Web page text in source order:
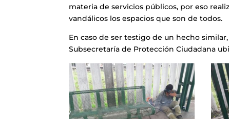
materia de servicios públicos, por eso
vandálicos los espacios que son de todos.
En caso de ser testigo de un hecho
Subsecretaría de Protección Ciudadana